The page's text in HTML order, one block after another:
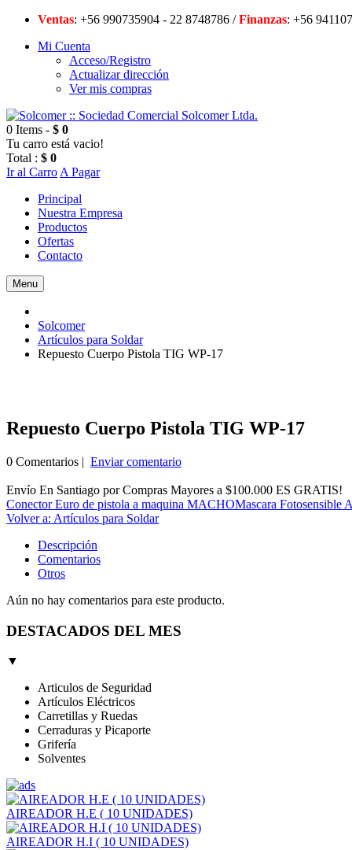
Ventas: +56 990735904 - 22 8748786 /Finanzas: +56
Mi Cuenta
Acceso/Registro
Actualizar dirección
Ver mis compras
0 Items - $ 0
Tu carro está vacio!
Total : $ 0
Ir al Carro A Pagar
Principal
Nuestra Empresa
Productos
Ofertas
Contacto
Menu
Solcomer
Artículos para Soldar
Repuesto Cuerpo Pistola TIG WP-17
Repuesto Cuerpo Pistola TIG WP-17
0 Comentarios | Enviar comentario
Envío En Santiago por Compras Mayores a $100.000 ES GRATIS!
Conector Euro de pistola a maquina MACHOMascara Fotosensible
Volver a: Artículos para Soldar
Descripción
Comentarios
Otros
Aún no hay comentarios para este producto.
DESTACADOS DEL MES
▼
Articulos de Seguridad
Artículos Eléctricos
Carretillas y Ruedas
Cerraduras y Picaporte
Grifería
Solventes
AIREADOR H.E ( 10 UNIDADES)
AIREADOR H.I ( 10 UNIDADES)